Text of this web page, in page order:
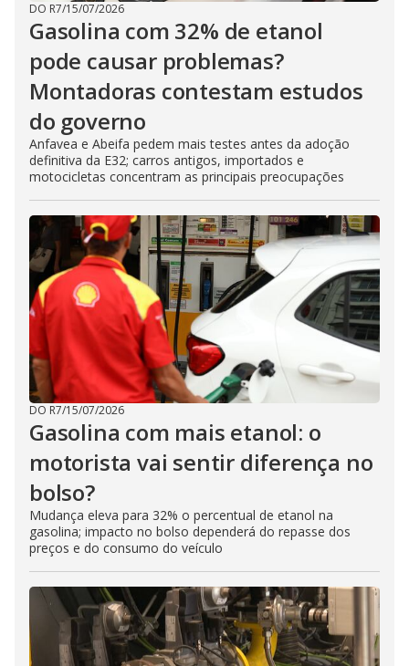
DO R7/15/07/2026
Gasolina com 32% de etanol
pode causar problemas?
Montadoras contestam estudos
do governo
Anfavea e Abeifa pedem mais testes antes da adoção
definitiva da E32; carros antigos, importados e
motocicletas concentram as principais preocupações
DO R7/15/07/2026
Gasolina com mais etanol: o
motorista vai sentir diferença no
bolso?
Mudança eleva para 32% o percentual de etanol na
gasolina; impacto no bolso dependerá do repasse dos
preços e do consumo do veículo